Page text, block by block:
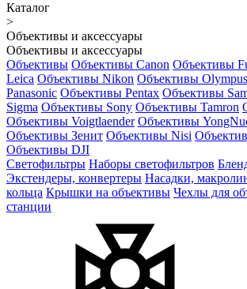
Каталог
>
Объективы и аксессуары
Объективы и аксессуары
Объективы Объективы Canon Объективы
Leica Объективы Nikon Объективы Olympus
Panasonic Объективы Pentax Объективы
Sigma Объективы Sony Объективы Tamron
Объективы Voigtlaender Объективы
Объективы Зенит Объективы Nisi
Объективы DJI
Светофильтры Наборы светофильтров
Экстендеры, конвертеры Насадки,
кольца Крышки на объективы Чехлы для
станции